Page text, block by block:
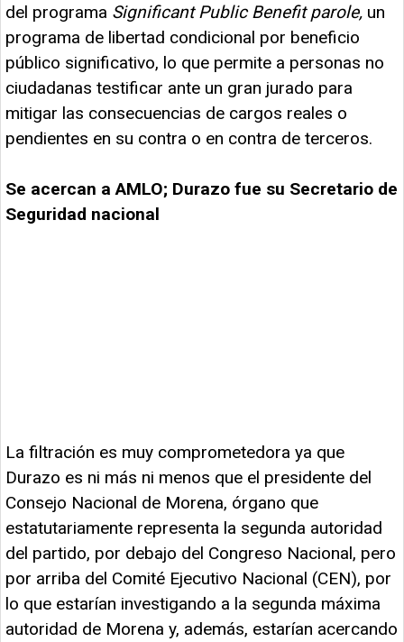
del programa Significant Public Benefit parole, un
programa de libertad condicional por beneficio
público significativo, lo que permite a personas no
ciudadanas testificar ante un gran jurado para
mitigar las consecuencias de cargos reales o
pendientes en su contra o en contra de terceros.
Se acercan a AMLO; Durazo fue su Secretario de
Seguridad nacional
La filtración es muy comprometedora ya que
Durazo es ni más ni menos que el presidente del
Consejo Nacional de Morena, órgano que
estatutariamente representa la segunda autoridad
del partido, por debajo del Congreso Nacional, pero
por arriba del Comité Ejecutivo Nacional (CEN), por
lo que estarían investigando a la segunda máxima
autoridad de Morena y, además, estarían acercando